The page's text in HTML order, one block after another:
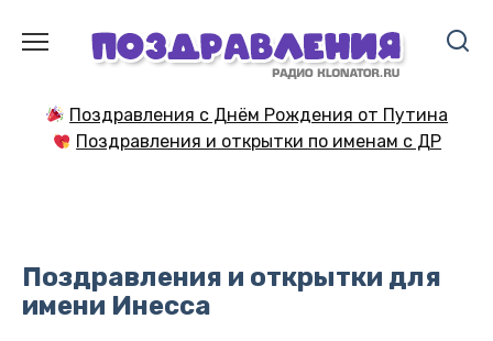
содержанию
Поздравления с Днём Рождения от Путина
Поздравления и открытки по именам с ДР
Поздравления и открытки для
имени Инесса